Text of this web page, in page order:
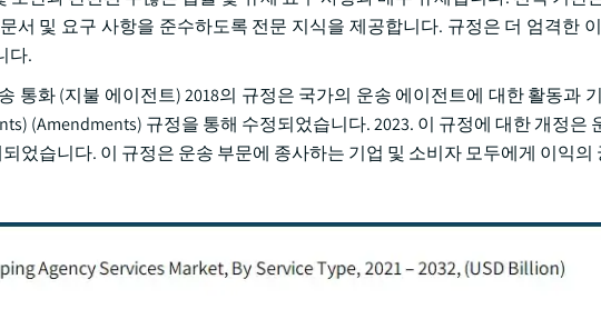
서 및 요구 사항을 준수하도록 전문 지식을 제공합니다. 규정은 더 엄격한
다.
통화 (지불 에이전트) 2018의 규정은 국가의 운송 에이전트에 대한 활동과
(Amendments) 규정을 통해 수정되었습니다. 2023. 이 규정에 대한 개정은
었습니다. 이 규정은 운송 부문에 종사하는 기업 및 소비자 모두에게 이익의